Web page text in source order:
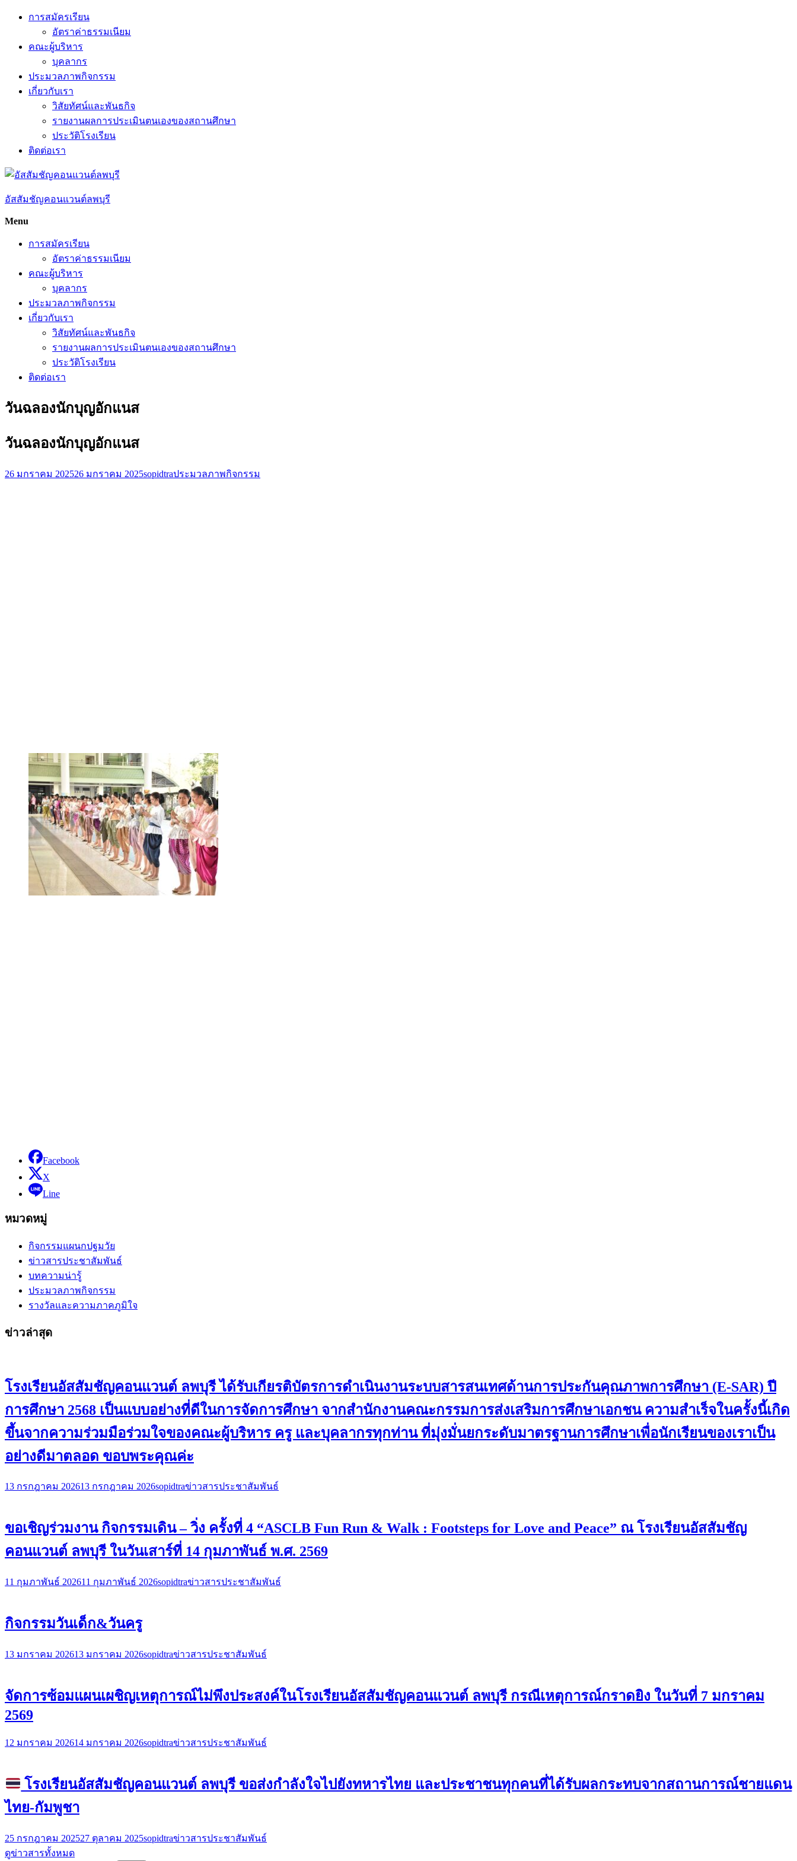
Skip
การสมัครเรียน
อัตราค่าธรรมเนียม
คณะผู้บริหาร
บุคลากร
ประมวลภาพกิจกรรม
เกี่ยวกับเรา
วิสัยทัศน์และพันธกิจ
รายงานผลการประเมินตนเองของสถานศึกษา
ประวัติโรงเรียน
ติดต่อเรา
อัสสัมชัญคอนแวนต์ลพบุรี
Menu
การสมัครเรียน
อัตราค่าธรรมเนียม
คณะผู้บริหาร
บุคลากร
ประมวลภาพกิจกรรม
เกี่ยวกับเรา
วิสัยทัศน์และพันธกิจ
รายงานผลการประเมินตนเองของสถานศึกษา
ประวัติโรงเรียน
ติดต่อเรา
วันฉลองนักบุญอักแนส
วันฉลองนักบุญอักแนส
26 มกราคม 202526 มกราคม 2025sopidtraประมวลภาพกิจกรรม
Facebook
X
Line
หมวดหมู่
กิจกรรมแผนกปฐมวัย
ข่าวสารประชาสัมพันธ์
บทความน่ารู้
ประมวลภาพกิจกรรม
รางวัลและความภาคภูมิใจ
ข่าวล่าสุด
โรงเรียนอัสสัมชัญคอนแวนต์ ลพบุรี ได้รับเกียรติบัตรการดำเนินงานระบบสารสนเทศด้านการประกันคุณภาพการศึกษา (E-SAR) ปี
การศึกษา 2568 เป็นแบบอย่างที่ดีในการจัดการศึกษา จากสำนักงานคณะกรรมการส่งเสริมการศึกษาเอกชน ความสำเร็จในครั้งนี้เกิด
ขึ้นจากความร่วมมือร่วมใจของคณะผู้บริหาร ครู และบุคลากรทุกท่าน ที่มุ่งมั่นยกระดับมาตรฐานการศึกษาเพื่อนักเรียนของเราเป็น
อย่างดีมาตลอด ขอบพระคุณค่ะ
13 กรกฎาคม 202613 กรกฎาคม 2026sopidtraข่าวสารประชาสัมพันธ์
ขอเชิญร่วมงาน กิจกรรมเดิน – วิ่ง ครั้งที่ 4 “ASCLB Fun Run & Walk : Footsteps for Love and Peace” ณ โรงเรียนอัสสัมชัญ
คอนแวนต์ ลพบุรี ในวันเสาร์ที่ 14 กุมภาพันธ์ พ.ศ. 2569
11 กุมภาพันธ์ 202611 กุมภาพันธ์ 2026sopidtraข่าวสารประชาสัมพันธ์
กิจกรรมวันเด็ก&วันครู
13 มกราคม 202613 มกราคม 2026sopidtraข่าวสารประชาสัมพันธ์
จัดการซ้อมแผนเผชิญเหตุการณ์ไม่พึงประสงค์ในโรงเรียนอัสสัมชัญคอนแวนต์ ลพบุรี กรณีเหตุการณ์กราดยิง ในวันที่ 7 มกราคม
2569
12 มกราคม 202614 มกราคม 2026sopidtraข่าวสารประชาสัมพันธ์
โรงเรียนอัสสัมชัญคอนแวนต์ ลพบุรี ขอส่งกำลังใจไปยังทหารไทย และประชาชนทุกคนที่ได้รับผลกระทบจากสถานการณ์ชายแดน
ไทย-กัมพูชา
25 กรกฎาคม 202527 ตุลาคม 2025sopidtraข่าวสารประชาสัมพันธ์
ดูข่าวสารทั้งหมด